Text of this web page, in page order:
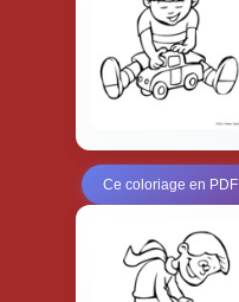
Ce coloriage en PDF